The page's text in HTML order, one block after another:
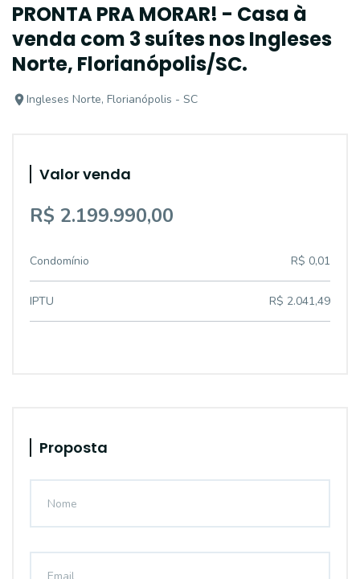
PRONTA PRA MORAR! - Casa à
venda com 3 suítes nos Ingleses
Norte, Florianópolis/SC.
Ingleses Norte, Florianópolis - SC
Valor venda
R$ 2.199.990,00
Condomínio R$ 0,01
IPTU R$ 2.041,49
Proposta